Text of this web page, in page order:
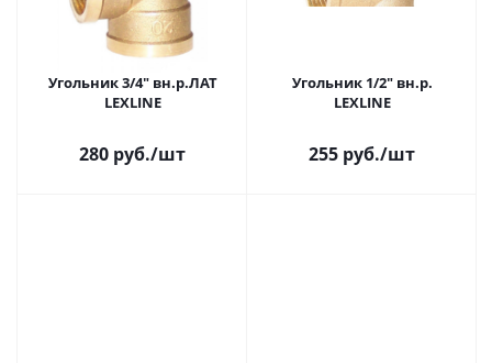
Угольник 3/4" вн.р.ЛАТ
LEXLINE
280 руб./шт
Угольник 1/2" вн.р.
LEXLINE
255 руб./шт